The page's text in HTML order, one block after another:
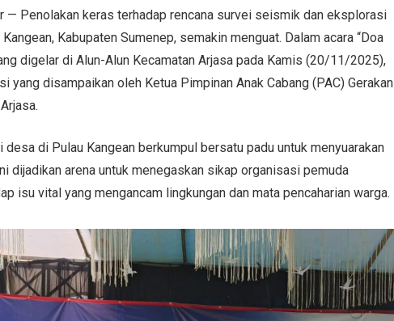
— Penolakan keras terhadap rencana survei seismik dan eksplorasi
Kabupaten Sumenep, semakin menguat. Dalam acara “Doa
digelar di Alun-Alun Kecamatan Arjasa pada Kamis (20/11/2025),
yang disampaikan oleh Ketua Pimpinan Anak Cabang (PAC) Gerakan
desa di Pulau Kangean berkumpul bersatu padu untuk menyuarakan
dijadikan arena untuk menegaskan sikap organisasi pemuda
isu vital yang mengancam lingkungan dan mata pencaharian warga.